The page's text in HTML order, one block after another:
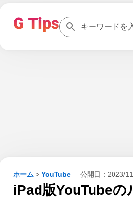
ホーム > YouTube 公開日： 2023/
iPad版YouTubeの